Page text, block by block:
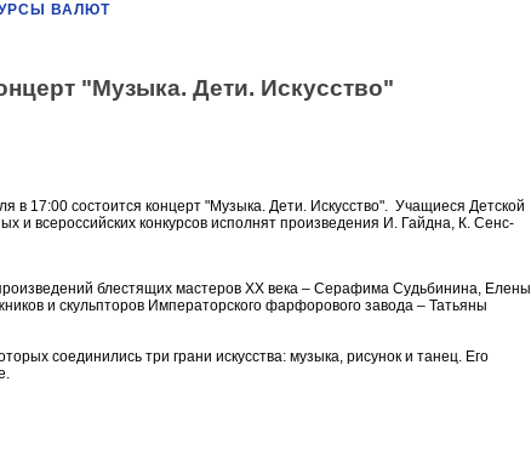
ВАЛЮТ
"Музыка. Дети. Искусство"
в 17:00 состоится концерт "Музыка. Дети. Искусство". Учащиеся Детской
и всероссийских конкурсов исполнят произведения И. Гайдна, К. Сенс-
блестящих мастеров XX века – Серафима Судьбинина, Елены
и скульпторов Императорского фарфорового завода – Татьяны
соединились три грани искусства: музыка, рисунок и танец. Его